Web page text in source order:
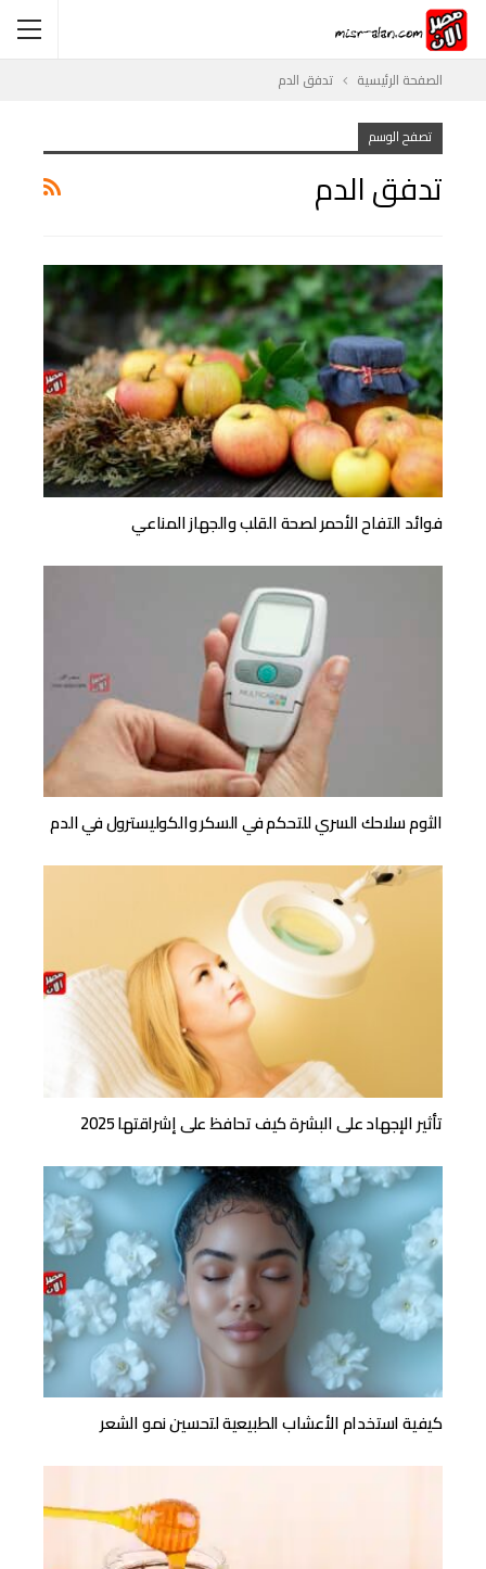
الصفحة الرئيسية تدفق الدم
تصفح الوسم
تدفق الدم
فوائد التفاح الأحمر لصحة القلب والجهاز المناعي
الثوم سلاحك السري للتحكم في السكر والكوليسترول في الدم
تأثير الإجهاد على البشرة كيف تحافظ على إشراقتها 2025
كيفية استخدام الأعشاب الطبيعية لتحسين نمو الشعر